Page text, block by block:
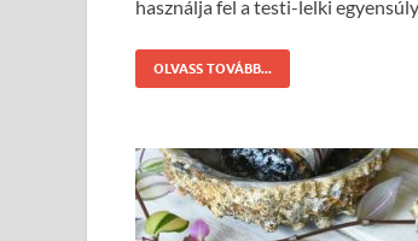
használja fel a testi-lelki
OLVASS TOVÁBB...